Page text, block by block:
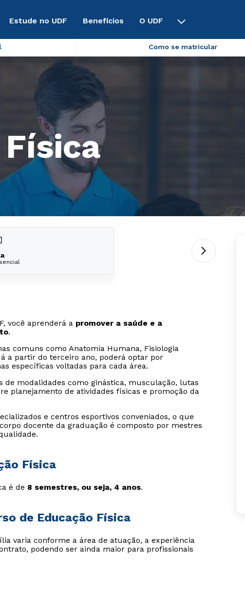
Estude no UDF Benefícios O UDF
Como se matricular
você aprenderá a promover a saúde e a
.
comuns como Anatomia Humana, Fisiologia
a partir do terceiro ano, poderá optar por
específicas voltadas para cada área.
de modalidades como ginástica, musculação, lutas
planejamento de atividades físicas e promoção da
e centros esportivos conveniados, o que
docente da graduação é composto por mestres
Física
é de 8 semestres, ou seja, 4 anos.
de Educação Física
varia conforme a área de atuação, a experiência
podendo ser ainda maior para profissionais